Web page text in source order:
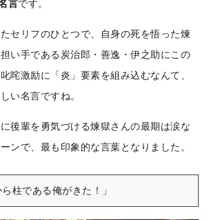
言です。
セリフのひとつで、自身の死を悟った煉
い手である炭治郎・善逸・伊之助にこの
咤激励に「炎」要素を組み込むなんて、
い名言ですね。
後輩を勇気づける煉獄さんの最期は涙な
ンで、最も印象的な言葉となりました。
柱である俺がきた！」